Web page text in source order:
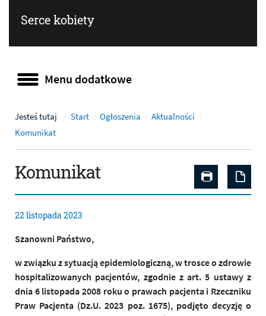
Serce kobiety
Menu dodatkowe
Menu dodatkowe
Jesteś tutaj Start Ogłoszenia
Aktualności
Komunikat
Komunikat
22listopada2023
Drukuj
Szanowni Państwo,
w związku z sytuacją epidemiologiczną, w trosce o zdrowie
hospitalizowanych pacjentów, zgodnie z art. 5 ustawy z
dnia 6 listopada 2008 roku o prawach pacjenta i Rzeczniku
Praw Pacjenta (Dz.U. 2023 poz. 1675), podjęto decyzję o